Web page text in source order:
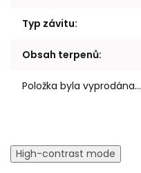
Typ závitu:
Obsah terpenů:
Položka byla vyprodána…
High-contrast mode